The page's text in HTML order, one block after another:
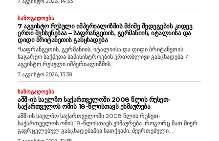
ᲡᲐᲖᲝᲒᲐᲓᲝᲔᲑᲐ
7 ᲐᲒᲕᲘᲡᲢᲝ ᲠᲣᲡᲣᲚᲘ ᲘᲛᲞᲔᲠᲘᲐᲚᲘᲖᲛᲘᲡ ᲛᲫᲘᲛᲔ ᲨᲔᲓᲔᲒᲔᲑᲘᲡ ᲙᲘᲓᲔᲕ
ᲔᲠᲗᲘ ᲨᲔᲮᲡᲔᲜᲔᲑᲐᲐ – ᲡᲐᲤᲠᲐᲜᲒᲔᲗᲘᲡ, ᲒᲔᲠᲛᲐᲜᲘᲘᲡ, ᲘᲢᲐᲚᲘᲘᲡᲐ ᲓᲐ
ᲓᲘᲓᲘ ᲑᲠᲘᲢᲐᲜᲔᲗᲘᲡ ᲒᲐᲜᲪᲮᲐᲓᲔᲑᲐ
“საფრანგეთის, გერმანიის, იტალიისა და დიდი ბრიტანეთის
საგარეო საქმეთა სამინისტროების ერთობლივი განცხადება 7
აგვისტო რუსული იმპერიალიზმის...
7 აგვისტო 2026, 13:38
ᲡᲐᲖᲝᲒᲐᲓᲝᲔᲑᲐ
ᲐᲨᲨ-ᲘᲡ ᲡᲐᲔᲚᲩᲝ ᲡᲐᲥᲐᲠᲗᲕᲔᲚᲝᲨᲘ 2008 ᲬᲚᲘᲡ ᲠᲣᲡᲔᲗ-
ᲡᲐᲥᲐᲠᲗᲕᲔᲚᲝᲡ ᲝᲛᲘᲡ 18-ᲬᲚᲘᲡᲗᲐᲕᲡ ᲔᲮᲛᲐᲣᲠᲔᲑᲐ
აშშ-ის საელჩო საქართველოში 2008 წლის რუსეთ-
საქართველოს ომის 18-წლისთავს ეხმაურება. როგორც მათ მიერ
გავრცელებულ განცხადებაშია ნათქვამი, შეერთებული...